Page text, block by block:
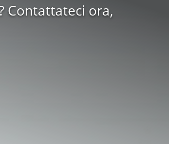
Contattateci ora,